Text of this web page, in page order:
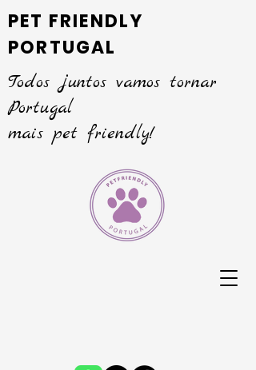
PET FRIENDLY
PORTUGAL
Todos juntos vamos tornar
Portugal
mais pet friendly!